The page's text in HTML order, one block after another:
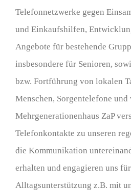
Telefonnetzwerke gegen
und Einkaufshilfen,
Angebote für bestehende
insbesondere für Senioren,
bzw. Fortführung von lokalen
Menschen, Sorgentelefone
Mehrgenerationenhaus ZaP
Telefonkontakte zu unseren
die Kommunikation
erhalten und engagieren uns
Alltagsunterstützung z.B. mit